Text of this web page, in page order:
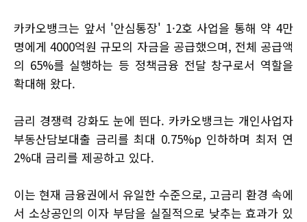
카카오뱅크는 앞서 '안심통장' 1·2호 사업을 통해 약 4만
명에게 4000억원 규모의 자금을 공급했으며, 전체 공급액
의 65%를 실행하는 등 정책금융 전달 창구로서 역할을
확대해 왔다.
금리 경쟁력 강화도 눈에 띈다. 카카오뱅크는 개인사업자
부동산담보대출 금리를 최대 0.75%p 인하하며 최저 연
2%대 금리를 제공하고 있다.
이는 현재 금융권에서 유일한 수준으로, 고금리 환경 속에
서 소상공인의 이자 부담을 실질적으로 낮추는 효과가 있